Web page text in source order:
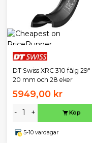
DT Swiss XRC 310 fälg 29"
20 mm och 28 eker
5949,00 kr
- + Köp
5-10 vardagar